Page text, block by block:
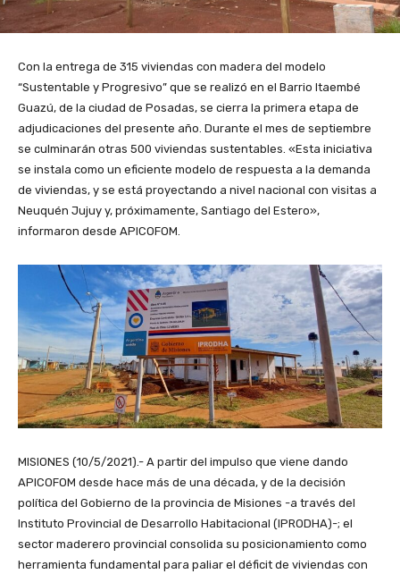
Con la entrega de 315 viviendas con madera del modelo
“Sustentable y Progresivo” que se realizó en el Barrio Itaembé
Guazú, de la ciudad de Posadas, se cierra la primera etapa de
adjudicaciones del presente año. Durante el mes de septiembre
se culminarán otras 500 viviendas sustentables. «Esta iniciativa
se instala como un eficiente modelo de respuesta a la demanda
de viviendas, y se está proyectando a nivel nacional con visitas a
Neuquén Jujuy y, próximamente, Santiago del Estero»,
informaron desde APICOFOM.
MISIONES (10/5/2021).- A partir del impulso que viene dando
APICOFOM desde hace más de una década, y de la decisión
política del Gobierno de la provincia de Misiones -a través del
Instituto Provincial de Desarrollo Habitacional (IPRODHA)-; el
sector maderero provincial consolida su posicionamiento como
herramienta fundamental para paliar el déficit de viviendas con